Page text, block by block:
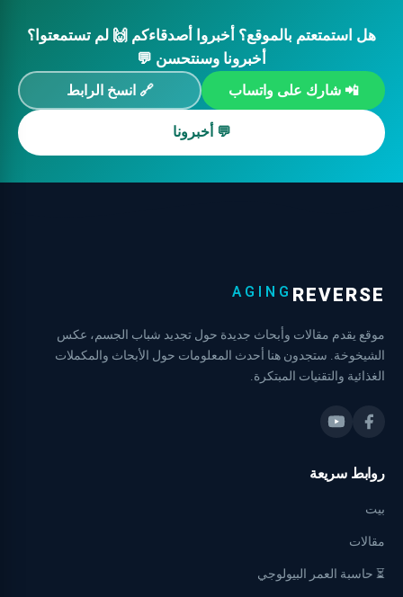
هل استمتعتم بالموقع؟ أخبروا أصدقاءكم 🙌 لم تستمعتوا؟
أخبرونا وسنتحسن 💬
📲 شارك على واتساب 🔗 انسخ الرابط
💬 أخبرونا
REVERSE
AGING
موقع يقدم مقالات وأبحاث جديدة حول تجديد شباب الجسم، عكس
الشيخوخة. ستجدون هنا أحدث المعلومات حول الأبحاث والمكملات
الغذائية والتقنيات المبتكرة.
روابط سريعة
بيت
مقالات
⏳ حاسبة العمر البيولوجي